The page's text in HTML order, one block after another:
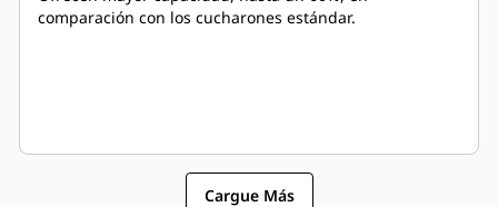
comparación con los cucharones estándar.
Cargue Más